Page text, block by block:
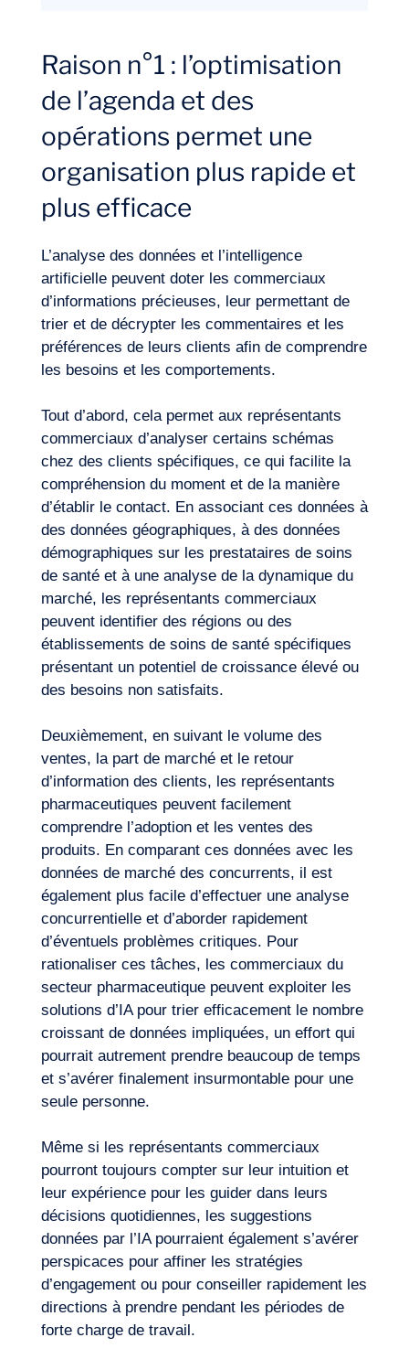
Notre aventure
Envie d’embarquer ?
Journal de Bord
Raison n°1 : l’optimisation
de l’agenda et des
opérations permet une
organisation plus rapide et
plus efficace
L’analyse des données et l’intelligence
artificielle peuvent doter les commerciaux
d’informations précieuses, leur permettant de
trier et de décrypter les commentaires et les
préférences de leurs clients afin de comprendre
les besoins et les comportements.
Tout d’abord, cela permet aux représentants
commerciaux d’analyser certains schémas
chez des clients spécifiques, ce qui facilite la
compréhension du moment et de la manière
d’établir le contact. En associant ces données à
des données géographiques, à des données
démographiques sur les prestataires de soins
de santé et à une analyse de la dynamique du
marché, les représentants commerciaux
peuvent identifier des régions ou des
établissements de soins de santé spécifiques
présentant un potentiel de croissance élevé ou
des besoins non satisfaits.
Deuxièmement, en suivant le volume des
ventes, la part de marché et le retour
d’information des clients, les représentants
pharmaceutiques peuvent facilement
comprendre l’adoption et les ventes des
produits. En comparant ces données avec les
données de marché des concurrents, il est
également plus facile d’effectuer une analyse
concurrentielle et d’aborder rapidement
d’éventuels problèmes critiques. Pour
rationaliser ces tâches, les commerciaux du
secteur pharmaceutique peuvent exploiter les
solutions d’IA pour trier efficacement le nombre
croissant de données impliquées, un effort qui
pourrait autrement prendre beaucoup de temps
et s’avérer finalement insurmontable pour une
seule personne.
Même si les représentants commerciaux
pourront toujours compter sur leur intuition et
leur expérience pour les guider dans leurs
décisions quotidiennes, les suggestions
données par l’IA pourraient également s’avérer
perspicaces pour affiner les stratégies
d’engagementou pour conseiller rapidement les
directions à prendre pendant les périodes de
forte charge de travail.